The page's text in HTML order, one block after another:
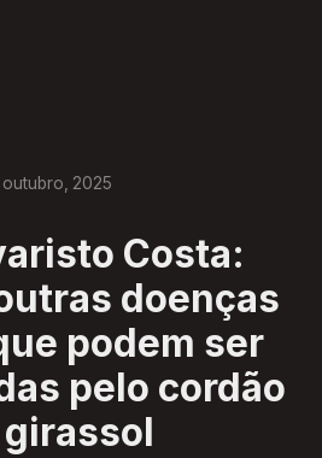
outubro 2025
Costa:
doenças
podem ser
pelo cordão